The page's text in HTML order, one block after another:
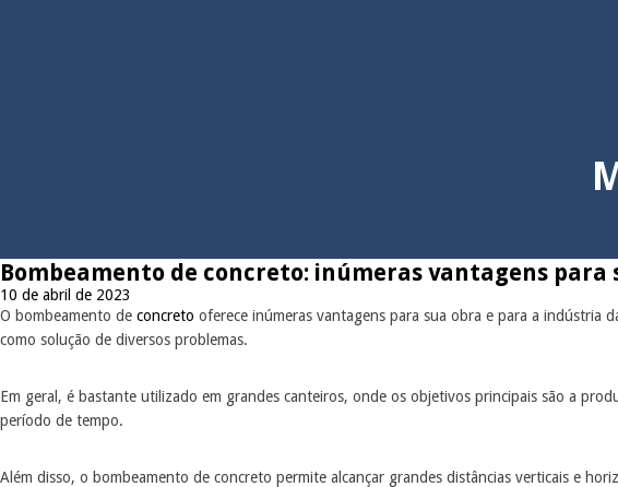
Bombeamento de concreto: inúmeras vantagens para
10 de abril de 2023
O bombeamento de concreto oferece inúmeras vantagens para sua obra e para a indústria
como solução de diversos problemas.
Em geral, é bastante utilizado em grandes canteiros, onde os objetivos principais são a
período de tempo.
Além disso, o bombeamento de concreto permite alcançar grandes distâncias verticais e